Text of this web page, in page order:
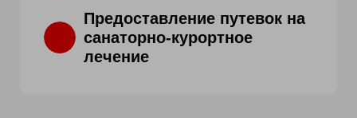
Предоставление путевок на
санаторно-курортное
лечение